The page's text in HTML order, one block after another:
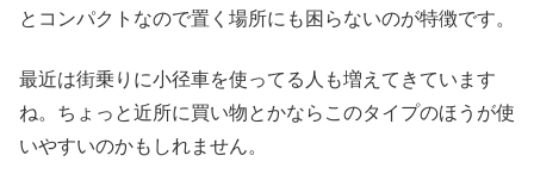
とコンパクトなので置く場所にも困らないのが特徴です。
最近は街乗りに小径車を使ってる人も増えてきています
ね。ちょっと近所に買い物とかならこのタイプのほうが使
いやすいのかもしれません。